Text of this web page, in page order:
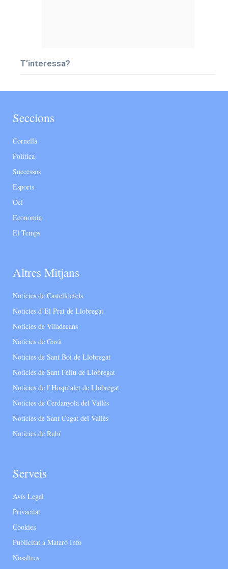
T’interessa?
Seccions
Cornellà
Política
Successos
Esports
Oci
Economia
El Temps
Altres Mitjans
Notícies de Castelldefels
Notícies d’El Prat de Llobregat
Notícies de Viladecans
Notícies de Gavà
Notícies de Sant Boi de Llobregat
Notícies de Sant Feliu de Llobregat
Notícies de l’Hospitalet de Llobregat
Notícies de Cerdanyola del Vallès
Notícies de Sant Cugat del Vallès
Notícies de Rubí
Serveis
Avís Legal
Privacitat
Cookies
Publicitat a Mataró Info
Nosaltres